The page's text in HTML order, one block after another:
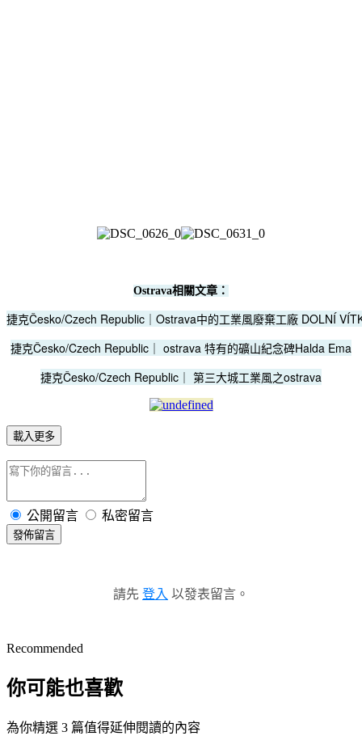
Ostrava相關文章：
捷克Česko/Czech Republic｜Ostrava中的工業風廢棄工廠 DOLNÍ
捷克Česko/Czech Republic｜ ostrava 特有的礦山紀念碑Halda Ema
捷克Česko/Czech Republic｜ 第三大城工業風之ostrava
載入更多
公開留言 私密留言
發佈留言
請先 登入 以發表留言。
Recommended
你可能也喜歡
為你精選 3 篇值得延伸閱讀的內容